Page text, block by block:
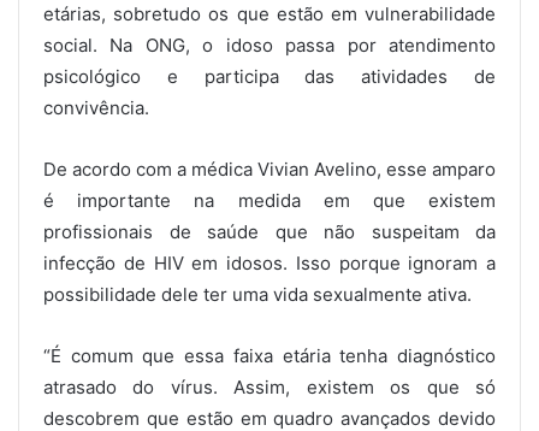
etárias, sobretudo os que estão em vulnerabilidade
social. Na ONG, o idoso passa por atendimento
psicológico e participa das atividades de
convivência.
De acordo com a médica Vivian Avelino, esse amparo
é importante na medida em que existem
profissionais de saúde que não suspeitam da
infecção de HIV em idosos. Isso porque ignoram a
possibilidade dele ter uma vida sexualmente ativa.
“É comum que essa faixa etária tenha diagnóstico
atrasado do vírus. Assim, existem os que só
descobrem que estão em quadro avançados devido